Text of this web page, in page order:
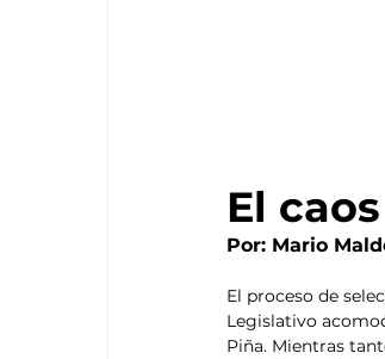
El
Por: Mario
El proceso de
Legislativo
Piña. Mientras